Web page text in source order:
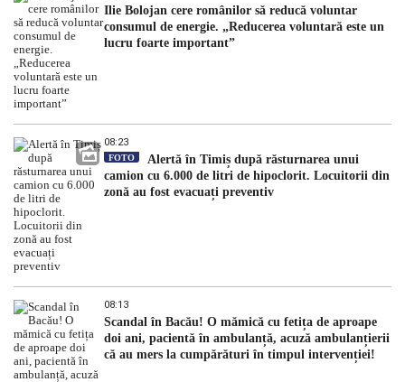
Ilie Bolojan cere românilor să reducă voluntar
consumul de energie. „Reducerea voluntară este un
lucru foarte important”
08:23
FOTO
Alertă în Timiș după răsturnarea unui
camion cu 6.000 de litri de hipoclorit. Locuitorii din
zonă au fost evacuați preventiv
08:13
Scandal în Bacău! O mămică cu fetița de aproape
doi ani, pacientă în ambulanță, acuză ambulanțierii
că au mers la cumpărături în timpul intervenției!